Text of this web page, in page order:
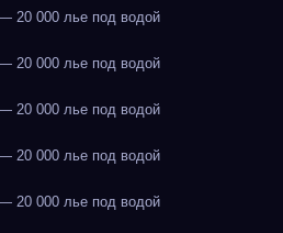
20 000 лье под водой
20 000 лье под водой
20 000 лье под водой
20 000 лье под водой
20 000 лье под водой